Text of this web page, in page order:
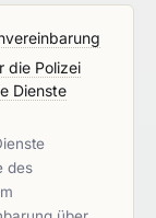
die Polizei
Dienste
des